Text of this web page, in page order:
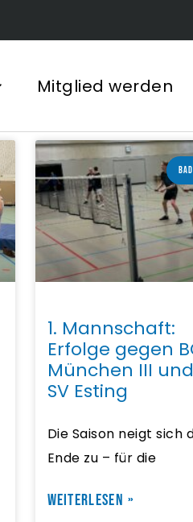
Mitglied werden
1. Mannschaft:
Erfolge gegen
München III
SV Esting
Die Saison neigt sich
Ende zu – für die
WEITERLESEN »